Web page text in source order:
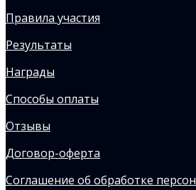
Правила участия
Результаты
Награды
Способы оплаты
Отзывы
Договор-оферта
Соглашение об обработке